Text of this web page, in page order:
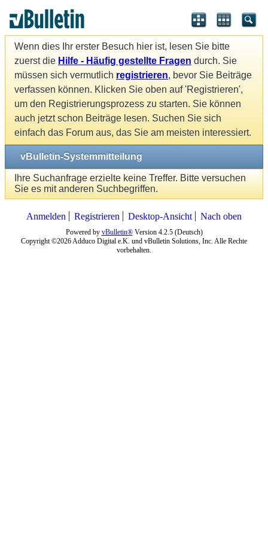
Wenn dies Ihr erster Besuch hier ist, lesen Sie bitte
zuerst die Hilfe - Häufig gestellte Fragen durch. Sie
müssen sich vermutlich registrieren, bevor Sie Beiträge
verfassen können. Klicken Sie oben auf 'Registrieren',
um den Registrierungsprozess zu starten. Sie können
auch jetzt schon Beiträge lesen. Suchen Sie sich
einfach das Forum aus, das Sie am meisten interessiert.
vBulletin-Systemmitteilung
Ihre Suchanfrage erzielte keine Treffer. Bitte versuchen
Sie es mit anderen Suchbegriffen.
Anmelden Registrieren Desktop-Ansicht Nach oben
Powered by vBulletin®Version 4.2.5 (Deutsch)
Copyright ©2026 Adduco Digital e.K. und vBulletin Solutions, Inc. Alle Rechte
vorbehalten.